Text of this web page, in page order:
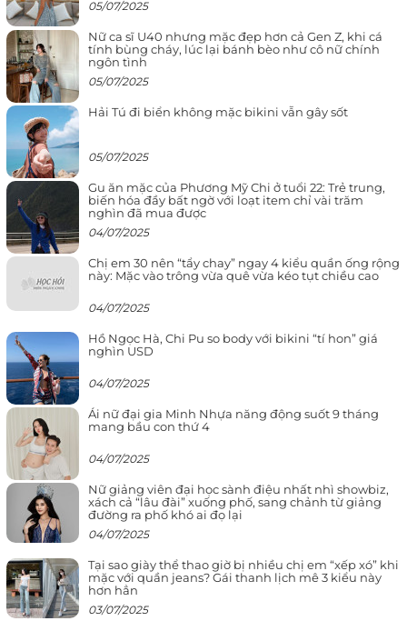
05/07/2025
Nữ ca sĩ U40 nhưng mặc đẹp hơn cả Gen Z, khi cá
tính bùng cháy, lúc lại bánh bèo như cô nữ chính
ngôn tình
05/07/2025
Hải Tú đi biển không mặc bikini vẫn gây sốt
05/07/2025
Gu ăn mặc của Phương Mỹ Chi ở tuổi 22: Trẻ trung,
biến hóa đầy bất ngờ với loạt item chỉ vài trăm
nghìn đã mua được
04/07/2025
Chị em 30 nên “tẩy chay” ngay 4 kiểu quần ống rộng
này: Mặc vào trông vừa quê vừa kéo tụt chiều cao
04/07/2025
Hồ Ngọc Hà, Chi Pu so body với bikini “tí hon” giá
nghìn USD
04/07/2025
Ái nữ đại gia Minh Nhựa năng động suốt 9 tháng
mang bầu con thứ 4
04/07/2025
Nữ giảng viên đại học sành điệu nhất nhì showbiz,
xách cả “lâu đài” xuống phố, sang chảnh từ giảng
đường ra phố khó ai đọ lại
04/07/2025
Tại sao giày thể thao giờ bị nhiều chị em “xếp xó” khi
mặc với quần jeans? Gái thanh lịch mê 3 kiểu này
hơn hẳn
03/07/2025